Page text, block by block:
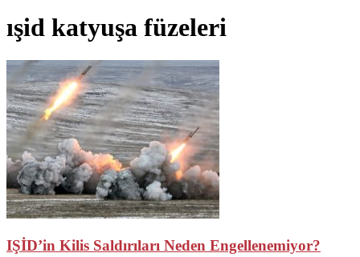
ışid katyuşa füzeleri
IŞİD’in Kilis Saldırıları Neden Engellenemiyor?